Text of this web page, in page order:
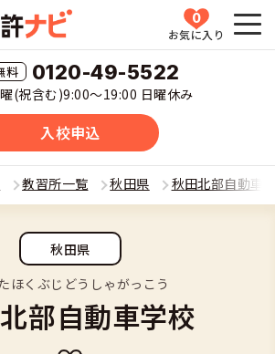
0
お気に入り
0120-49-5522
(祝含む)9:00〜19:00 日曜休み
入校申込
HOME
種類(車種)を選ぶ
は
役立つ情報
教習所一覧 秋田県 秋田北部自動車
秋田県
ほくぶじどうしゃがっこう
部自動車学校